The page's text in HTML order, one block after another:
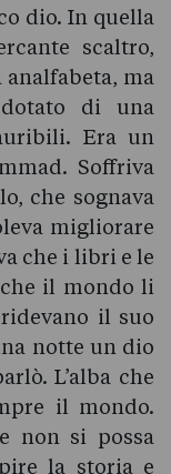
dio. In quella
scaltro,
ma
di una
Era un
Soffriva
che sognava
migliorare
che i libri e le
il mondo li
il suo
notte un dio
L’alba che
il mondo.
non si possa
la storia e